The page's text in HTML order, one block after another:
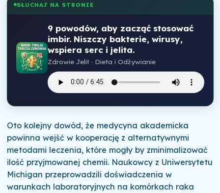
SŁUCHAJ NA STRONIE
9 powodów, aby zacząć stosować
imbir. Niszczy bakterie, wirusy,
wspiera serc i jelita.
Zdrowie Jelit · Dieta i Odżywianie
Oto kolejny dowód, że medycyna akademicka
powinna wejść w kooperację z alternatywnymi
metodami leczenia, które mogły by zminimalizować
ilość przyjmowanej chemii. Naukowcy z Uniwersytetu
Michigan przeprowadzili doświadczenia w
warunkach laboratoryjnych na komórkach raka